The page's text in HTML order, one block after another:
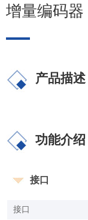
增量编码器
产品描述
功能介绍
接口
接口